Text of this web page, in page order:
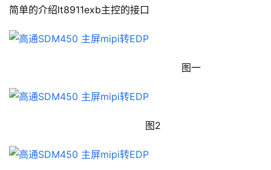
简单的介绍lt8911exb主控的接口
图一
图2